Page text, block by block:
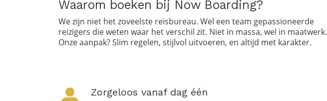
Waarom boeken bij Now Boarding?
We zijn niet het zoveelste reisbureau. Wel een team gepassioneerde
reizigers die weten waar het verschil zit. Niet in massa, wel in maatwerk.
Onze aanpak? Slim regelen, stijlvol uitvoeren​, en altijd met karakter.
Zorgeloos vanaf dag één